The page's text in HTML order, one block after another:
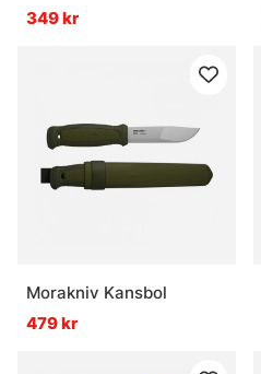
349 kr
Morakniv Kansbol
479 kr